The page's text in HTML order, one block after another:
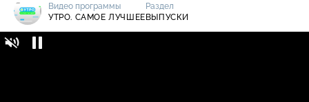
Видео программы
УТРО. САМОЕ ЛУЧШЕЕ
Раздел
ВЫПУСКИ